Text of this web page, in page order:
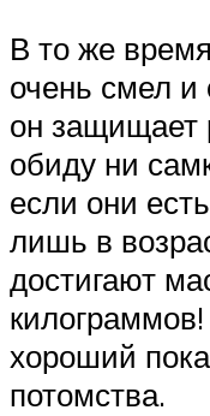
В то же
очень смел
он защищает
обиду ни
если они
лишь в
достигают
хороший
потомства.